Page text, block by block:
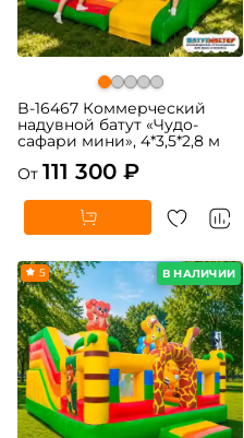
B-16467 Коммерческий
надувной батут «Чудо-
сафари мини», 4*3,5*2,8 м
От 111 300 ₽
В НАЛИЧИИ
5